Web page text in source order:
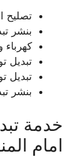
تصليح
بنشر
كهرباء
تبديل تواير
تبديل
بنشر
خدمة
امام